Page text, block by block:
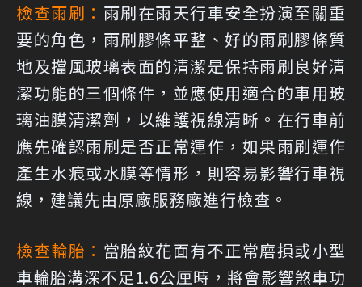
檢查雨刷： 雨刷在雨天行車安全扮演至關重
要的角色，雨刷膠條平整、好的雨刷膠條質
地及擋風玻璃表面的清潔是保持雨刷良好清
潔功能的三個條件，並應使用適合的車用玻
璃油膜清潔劑，以維護視線清晰。在行車前
應先確認雨刷是否正常運作，如果雨刷運作
產生水痕或水膜等情形，則容易影響行車視
線，建議先由原廠服務廠進行檢查。
檢查輪胎： 當胎紋花面有不正常磨損或小型
車輪胎溝深不足1.6公厘時，將會影響煞車功